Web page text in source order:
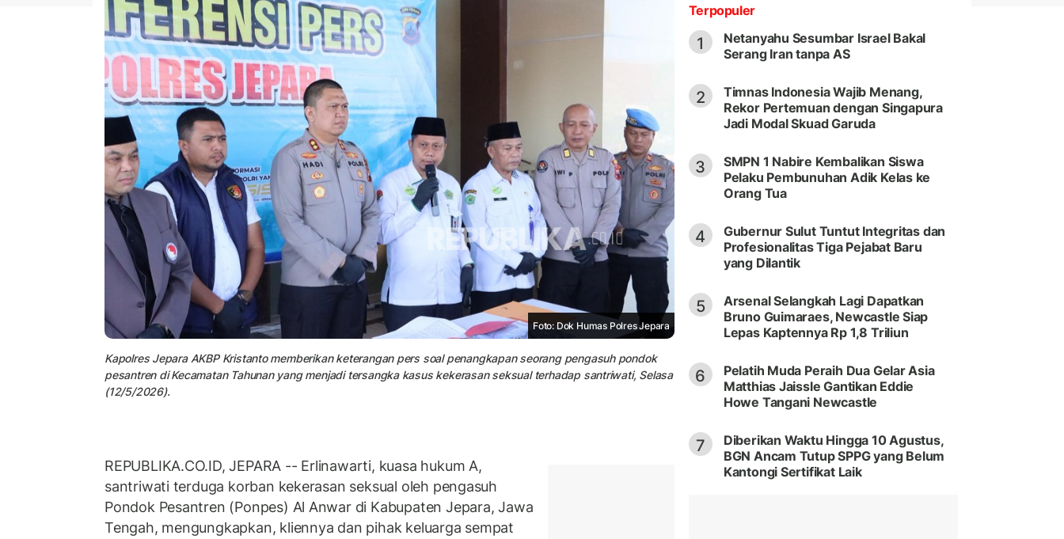
Foto: Dok Humas Polres Jepara
Kapolres Jepara AKBP Kristanto memberikan keterangan pers soal penangkapan seorang pengasuh pondok
pesantren di Kecamatan Tahunan yang menjadi tersangka kasus kekerasan seksual terhadap santriwati, Selasa
(12/5/2026).
REPUBLIKA.CO.ID, JEPARA -- Erlinawarti, kuasa hukum A,
santriwati terduga korban kekerasan seksual oleh pengasuh
Pondok Pesantren (Ponpes) Al Anwar di Kabupaten Jepara, Jawa
Tengah, mengungkapkan, kliennya dan pihak keluarga sempat
Terpopuler
1
Netanyahu Sesumbar Israel Bakal
Serang Iran tanpa AS
2
Timnas Indonesia Wajib Menang,
Rekor Pertemuan dengan Singapura
Jadi Modal Skuad Garuda
3
SMPN 1 Nabire Kembalikan Siswa
Pelaku Pembunuhan Adik Kelas ke
Orang Tua
4
Gubernur Sulut Tuntut Integritas dan
Profesionalitas Tiga Pejabat Baru
yang Dilantik
5
Arsenal Selangkah Lagi Dapatkan
Bruno Guimaraes, Newcastle Siap
Lepas Kaptennya Rp 1,8 Triliun
6
Pelatih Muda Peraih Dua Gelar Asia
Matthias Jaissle Gantikan Eddie
Howe Tangani Newcastle
7
Diberikan Waktu Hingga 10 Agustus,
BGN Ancam Tutup SPPG yang Belum
Kantongi Sertifikat Laik